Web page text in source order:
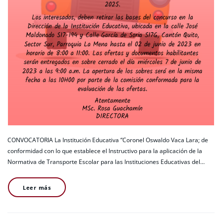
CONVOCATORIA La Institución Educativa “Coronel Oswaldo Vaca Lara; de
conformidad con lo que establece el Instructivo para la aplicación de la
Normativa de Transporte Escolar para las Instituciones Educativas del…
Leer más